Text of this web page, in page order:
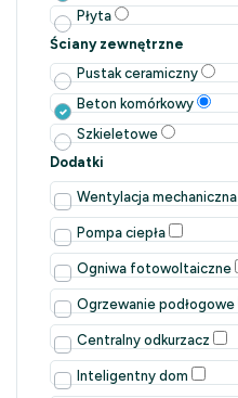
Płyta
Ściany zewnętrzne
Pustak ceramiczny
Beton komórkowy
Szkieletowe
Dodatki
Wentylacja mechaniczna
Pompa ciepła
Ogniwa fotowoltaiczne
Ogrzewanie podłogowe
Centralny odkurzacz
Inteligentny dom